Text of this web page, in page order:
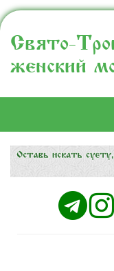
Свято-
женский